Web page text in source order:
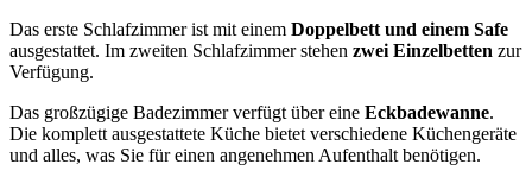
Das erste Schlafzimmer ist mit einem Doppelbett und einem Safe
ausgestattet. Im zweiten Schlafzimmer stehen zwei Einzelbetten zur
Verfügung.
Das großzügige Badezimmer verfügt über eine Eckbadewanne.
Die komplett ausgestattete Küche bietet verschiedene Küchengeräte
und alles, was Sie für einen angenehmen Aufenthalt benötigen.